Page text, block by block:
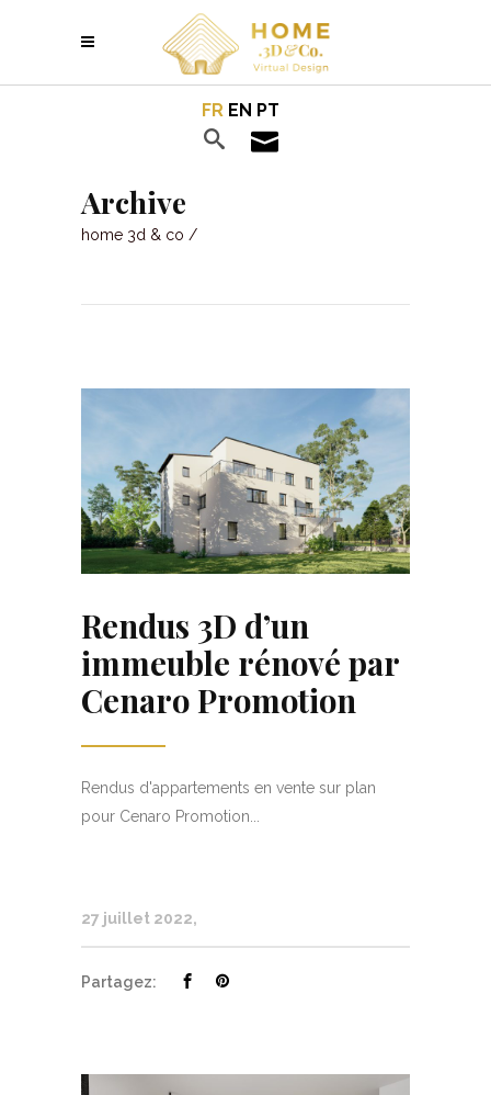
FR EN PT
Archive
home 3d & co /
Rendus 3D d’un
immeuble rénové par
Cenaro Promotion
Rendus d'appartements en vente sur plan
pour Cenaro Promotion...
27 juillet 2022
Partagez: